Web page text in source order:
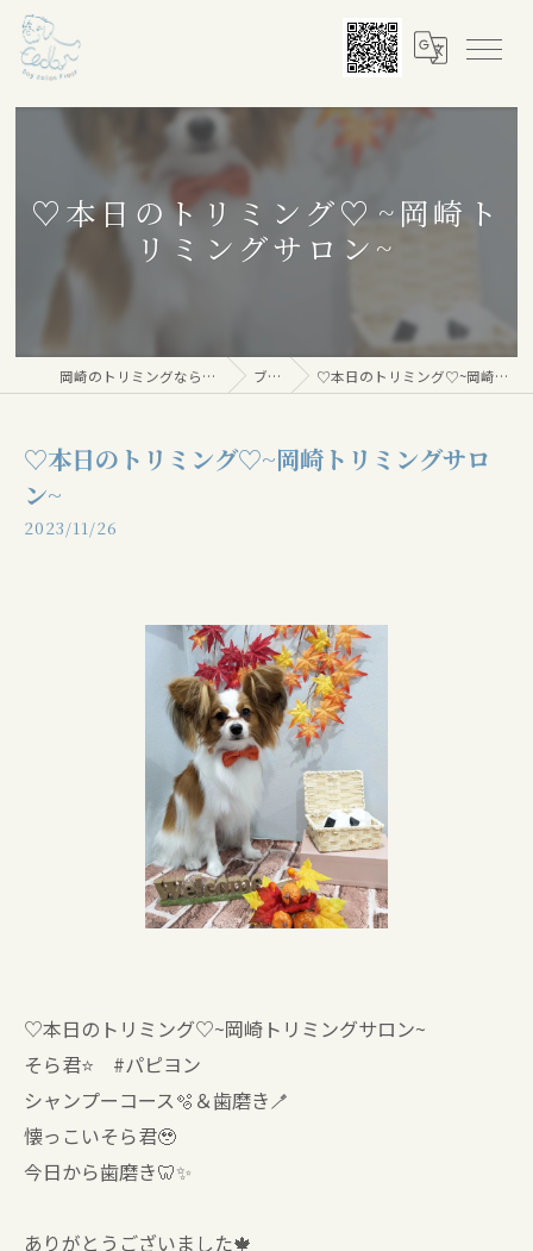
♡本日のトリミング♡⁠~岡崎ト
リミングサロン~
岡崎のトリミングならDog salon Floor ブログ ♡本日のトリミング♡⁠~岡崎トリミングサロン~
♡本日のトリミング♡⁠~岡崎トリミングサロ
ン~
2023/11/26
♡本日のトリミング♡⁠~岡崎トリミングサロン~
そら君⭐ #パピヨン
シャンプーコース🫧＆歯磨き🪥
懐っこいそら君🥹
今日から歯磨き🦷✨
ありがとうございました🍁